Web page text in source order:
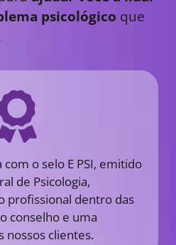
psicológico que
o selo E PSI, emitido
de Psicologia,
profissional dentro das
conselho e uma
nossos clientes.